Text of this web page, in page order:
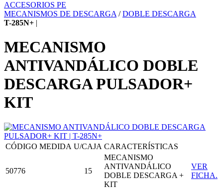
ACCESORIOS PE
MECANISMOS DE DESCARGA /DOBLE DESCARGA
T-285N+ |
MECANISMO
ANTIVANDÁLICO DOBLE
DESCARGA PULSADOR+
KIT
CÓDIGO MEDIDA U/CAJA CARACTERÍSTICAS
50776 15
MECANISMO
ANTIVANDÁLICO
DOBLE DESCARGA +
KIT
VER
FICHA.